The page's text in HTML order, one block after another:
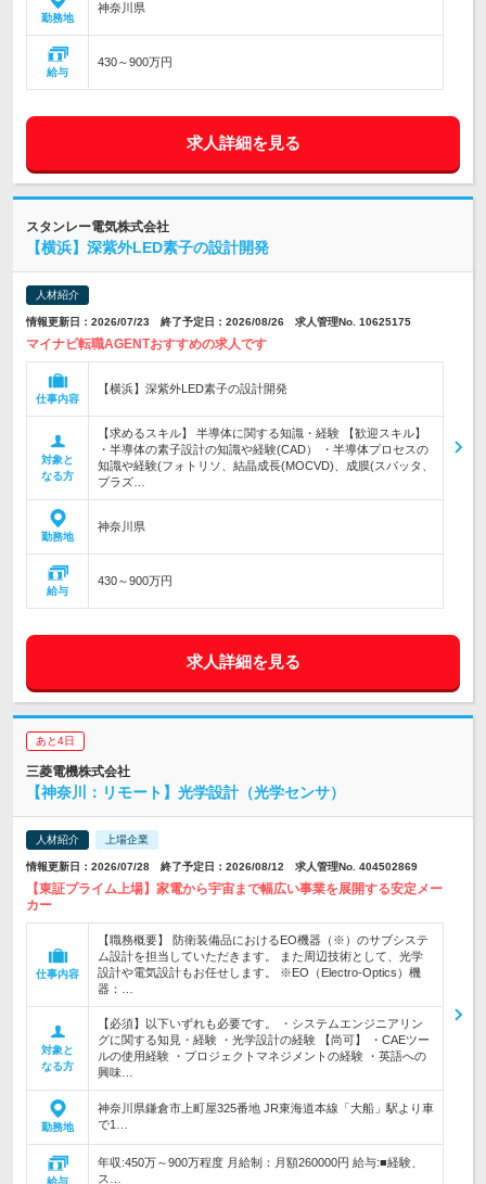
勤務地
神奈川県
給与
430～900万円
求人詳細を見る
スタンレー電気株式会社
【横浜】深紫外LED素子の設計開発
人材紹介
情報更新日：2026/07/23 終了予定日：2026/08/26 求人管理No. 10625175
マイナビ転職AGENTおすすめの求人です
仕事内容
【横浜】深紫外LED素子の設計開発
対象と
なる方
【求めるスキル】 半導体に関する知識・経験 【歓迎スキル】
・半導体の素子設計の知識や経験(CAD） ・半導体プロセスの
知識や経験(フォトリソ、結晶成長(MOCVD)、成膜(スパッタ、
プラズ…
勤務地
神奈川県
給与
430～900万円
求人詳細を見る
あと4日
三菱電機株式会社
【神奈川：リモート】光学設計（光学センサ）
人材紹介 上場企業
情報更新日：2026/07/28 終了予定日：2026/08/12 求人管理No. 404502869
【東証プライム上場】家電から宇宙まで幅広い事業を展開する安定メー
カー
仕事内容
【職務概要】 防衛装備品におけるEO機器（※）のサブシステ
ム設計を担当していただきます。 また周辺技術として、光学
設計や電気設計もお任せします。 ※EO（Electro-Optics）機
器：…
対象と
なる方
【必須】以下いずれも必要です。 ・システムエンジニアリン
グに関する知見・経験 ・光学設計の経験 【尚可】 ・CAEツー
ルの使用経験 ・プロジェクトマネジメントの経験 ・英語への
興味…
勤務地
神奈川県鎌倉市上町屋325番地 JR東海道本線「大船」駅より車
で1…
給与
年収:450万～900万程度 月給制：月額260000円 給与:■経験、
ス…